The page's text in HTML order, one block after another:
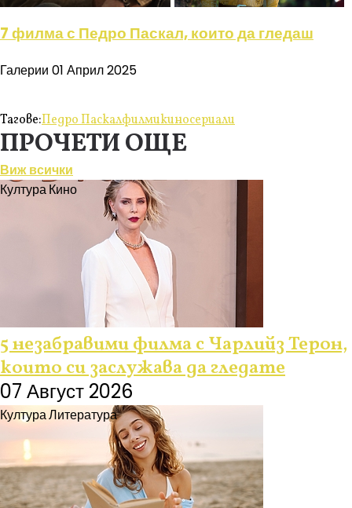
7 филма с Педро Паскал, които да гледаш
Галерии 01 Април 2025
Тагове:Педро Паскалфилмикиносериали
ПРОЧЕТИ ОЩЕ
Виж всички
КултураКино
5 незабравими филма с Чарлийз Терон,
които си заслужава да гледате
07 Август 2026
КултураЛитература